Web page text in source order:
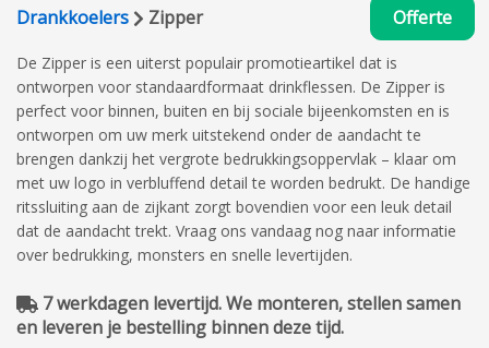
Drankkoelers Zipper Offerte
De Zipper is een uiterst populair promotieartikel dat is
ontworpen voor standaardformaat drinkflessen. De Zipper is
perfect voor binnen, buiten en bij sociale bijeenkomsten en is
ontworpen om uw merk uitstekend onder de aandacht te
brengen dankzij het vergrote bedrukkingsoppervlak – klaar om
met uw logo in verbluffend detail te worden bedrukt. De handige
ritssluiting aan de zijkant zorgt bovendien voor een leuk detail
dat de aandacht trekt. Vraag ons vandaag nog naar informatie
over bedrukking, monsters en snelle levertijden.
7 werkdagen levertijd. We monteren, stellen samen
en leveren je bestelling binnen deze tijd.